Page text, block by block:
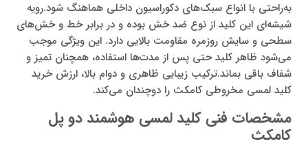
به‌راحتی با انواع سبک‌های دکوراسیون داخلی هماهنگ شود.رویه
شیشه‌ای این کلید از نوع ضد خش بوده و در برابر خط و خش‌های
سطحی و سایش روزمره مقاومت بالایی دارد. این ویژگی موجب
می‌شود ظاهر کلید حتی پس از مدت‌ها استفاده، همچنان تمیز و
شفاف باقی بماند.ترکیب زیبایی ظاهری و دوام بالا، ارزش خرید
کلید لمسی مخروطی کامکث را دوچندان می‌کند.
مشخصات فنی کلید لمسی هوشمند دو پل
کامکث